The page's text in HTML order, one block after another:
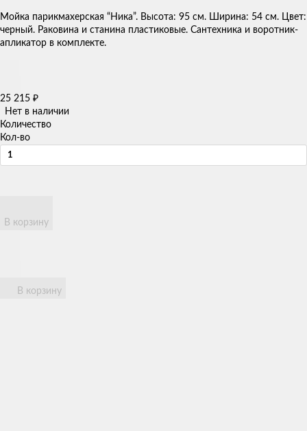
Мойка парикмахерская “Ника”. Высота: 95 см. Ширина: 54 см. Цвет:
черный. Раковина и станина пластиковые. Сантехника и воротник-
апликатор в комплекте.
25 215 ₽
Нет в наличии
Количество
Кол-во
В корзину
В корзину